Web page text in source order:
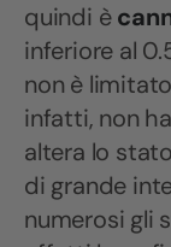
quindi è
inferiore al
non è
infatti, non
altera lo
di grande
numerosi gli